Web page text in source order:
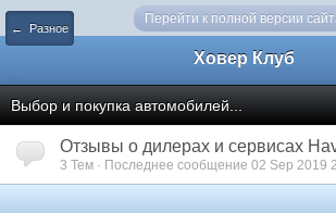
Перейти к полной версии
← Разное
Ховер Клуб
Выбор и покупка автомобилей...
Отзывы о дилерах и сервисах
3 Тем · Последнее сообщение 02 Sep 2019